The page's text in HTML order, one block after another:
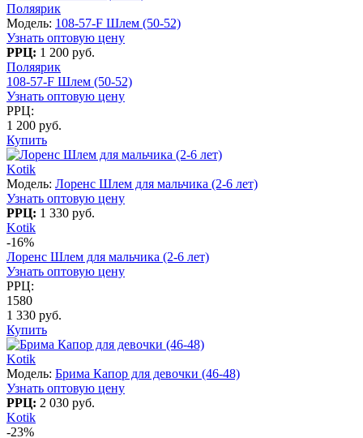
Поляярик
Модель: 108-57-F Шлем (50-52)
Узнать оптовую цену
РРЦ: 1 200 руб.
Поляярик
108-57-F Шлем (50-52)
Узнать оптовую цену
РРЦ:
1 200 руб.
Купить
Kotik
Модель: Лоренс Шлем для мальчика (2-6 лет)
Узнать оптовую цену
РРЦ: 1 330 руб.
Kotik
-16%
Лоренс Шлем для мальчика (2-6 лет)
Узнать оптовую цену
РРЦ:
1580
1 330 руб.
Купить
Kotik
Модель: Брима Капор для девочки (46-48)
Узнать оптовую цену
РРЦ: 2 030 руб.
Kotik
-23%